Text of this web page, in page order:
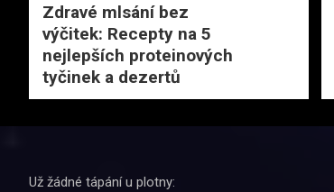
Zdravé mlsání bez
výčitek: Recepty na 5
nejlepších proteinových
tyčinek a dezertů
Už žádné tápání u plotny: